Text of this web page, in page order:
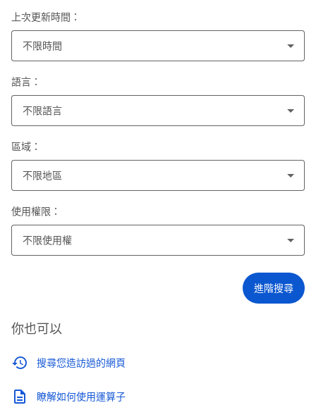
上次更新時間：
不限時間
語言：
不限語言
區域：
不限地區
使用權限：
不限使用權
進階搜尋
你也可以
搜尋您造訪過的網頁
瞭解如何使用運算子